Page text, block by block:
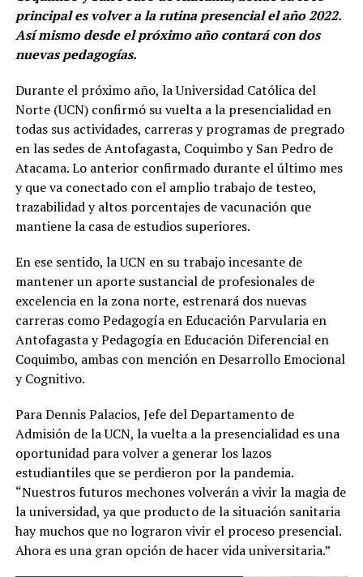
principal es volver a la rutina presencial el año 2022.
Así mismo desde el próximo año contará con dos
nuevas pedagogías.
Durante el próximo año, la Universidad Católica del
Norte (UCN) confirmó su vuelta a la presencialidad en
todas sus actividades, carreras y programas de pregrado
en las sedes de Antofagasta, Coquimbo y San Pedro de
Atacama. Lo anterior confirmado durante el último mes
y que va conectado con el amplio trabajo de testeo,
trazabilidad y altos porcentajes de vacunación que
mantiene la casa de estudios superiores.
En ese sentido, la UCN en su trabajo incesante de
mantener un aporte sustancial de profesionales de
excelencia en la zona norte, estrenará dos nuevas
carreras como Pedagogía en Educación Parvularia en
Antofagasta y Pedagogía en Educación Diferencial en
Coquimbo, ambas con mención en Desarrollo Emocional
y Cognitivo.
Para Dennis Palacios, Jefe del Departamento de
Admisión de la UCN, la vuelta a la presencialidad es una
oportunidad para volver a generar los lazos
estudiantiles que se perdieron por la pandemia.
“Nuestros futuros mechones volverán a vivir la magia de
la universidad, ya que producto de la situación sanitaria
hay muchos que no lograron vivir el proceso presencial.
Ahora es una gran opción de hacer vida universitaria.”